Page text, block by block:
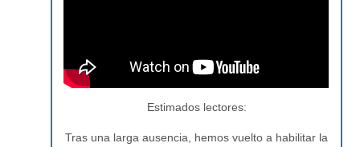
Estimados lectores:
Tras una larga ausencia, hemos vuelto a habilitar la